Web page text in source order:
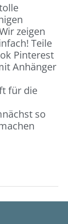
zeigen
Teile
Pinterest
Anhänger
für die
so